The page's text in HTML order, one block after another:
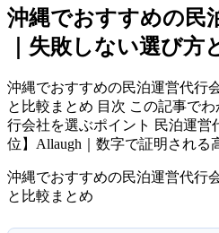
沖縄でおすすめの民
｜失敗しない選び方
沖縄でおすすめの民泊運営代行
と比較まとめ 目次 この記事で
行会社を選ぶポイント 民泊運営
位】Allaugh｜数字で証明され
沖縄でおすすめの民泊運営代行
と比較まとめ